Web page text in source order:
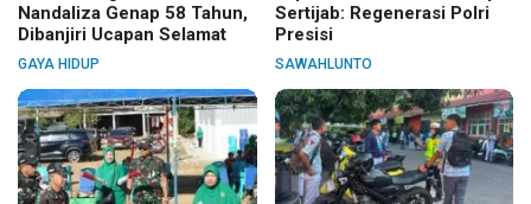
Nandaliza Genap 58 Tahun,
Dibanjiri Ucapan Selamat
GAYA HIDUP
Sertijab: Regenerasi Polri
Presisi
SAWAHLUNTO